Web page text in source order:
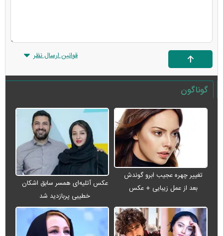
قوانین ارسال نظر
گوناگون
تغییر چهره عجیب ابرو گوندش
بعد از عمل زیبایی + عکس
عکس آتلیه‌ای همسر سابق اشکان
خطیبی پربازدید شد